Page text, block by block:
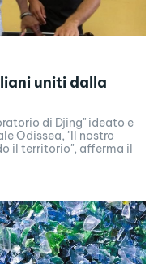
uniti dalla
di Djing" ideato e
Odissea, "Il nostro
il territorio", afferma il